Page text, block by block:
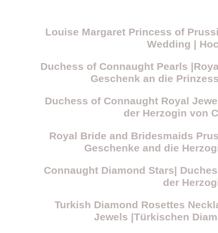
Louise Margaret Princess of
Wedding |
Duchess of Connaught Pearls
Geschenk an die
Duchess of Connaught Royal
der Herzogin von
Royal Bride and Bridesmaids
Geschenke and die
Connaught Diamond Stars|
der
Turkish Diamond Rosettes
Jewels |Türkischen